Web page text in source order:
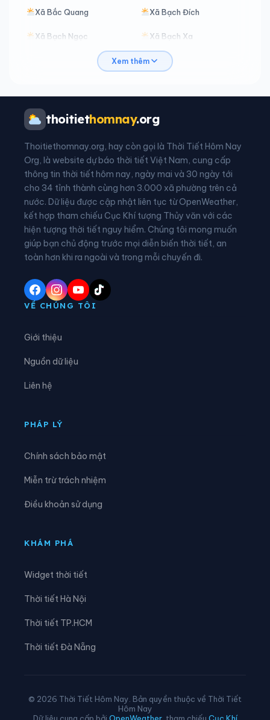
Xã Bắc Quang Xã Bạch Đích
Xã Bạch Ngọc Xã Bạch Xa
Xã Bằng Hành
Xã Bình Ca
Xã Cán Tỷ
Xã Chiêm Hoá Xã Côn Lôn
Xã Đồng Tâm Xã Đông Thọ
Xã Đồng Văn Xã Đồng Yên
Xã Du Già Xã Đường Hồng
Xã Đường Thượng Xã Giáp Trung
Xã Hàm Yên
Xã Hòa An
Xã Kiến Thiết
Xã Mậu Duệ
Xã Pà Vầy Sủ
Xem thêm
thoitiethomnay.org
Thoitiethomnay.org, hay còn gọi là Thời Tiết Hôm Nay
Org, là website dự báo thời tiết Việt Nam, cung cấp
thông tin thời tiết hôm nay, ngày mai và 30 ngày tới
cho 34 tỉnh thành cùng hơn 3.000 xã phường trên cả
nước. Dữ liệu được cập nhật liên tục từ OpenWeather,
kết hợp tham chiếu Cục Khí tượng Thủy văn với các
hiện tượng thời tiết nguy hiểm. Chúng tôi mong muốn
giúp bạn chủ động trước mọi diễn biến thời tiết, an
toàn hơn khi ra ngoài và trong mỗi chuyến đi.
VỀ CHÚNG TÔI
Giới thiệu
Nguồn dữ liệu
Liên hệ
PHÁP LÝ
Chính sách bảo mật
Miễn trừ trách nhiệm
Điều khoản sử dụng
KHÁM PHÁ
Widget thời tiết
Thời tiết Hà Nội
Thời tiết TP.HCM
Thời tiết Đà Nẵng
© 2026 Thời Tiết Hôm Nay. Bản quyền thuộc về Thời Tiết
Hôm Nay